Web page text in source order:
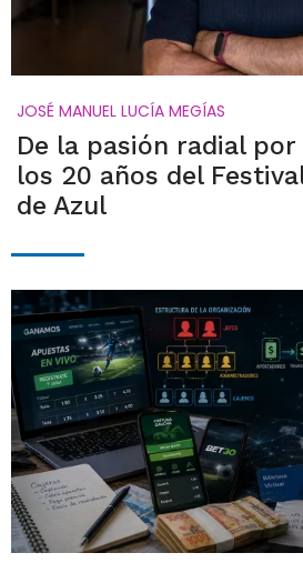
JOSÉ MANUEL LUCÍA MEGÍAS
De la pasión radial
los 20 años del
de Azul